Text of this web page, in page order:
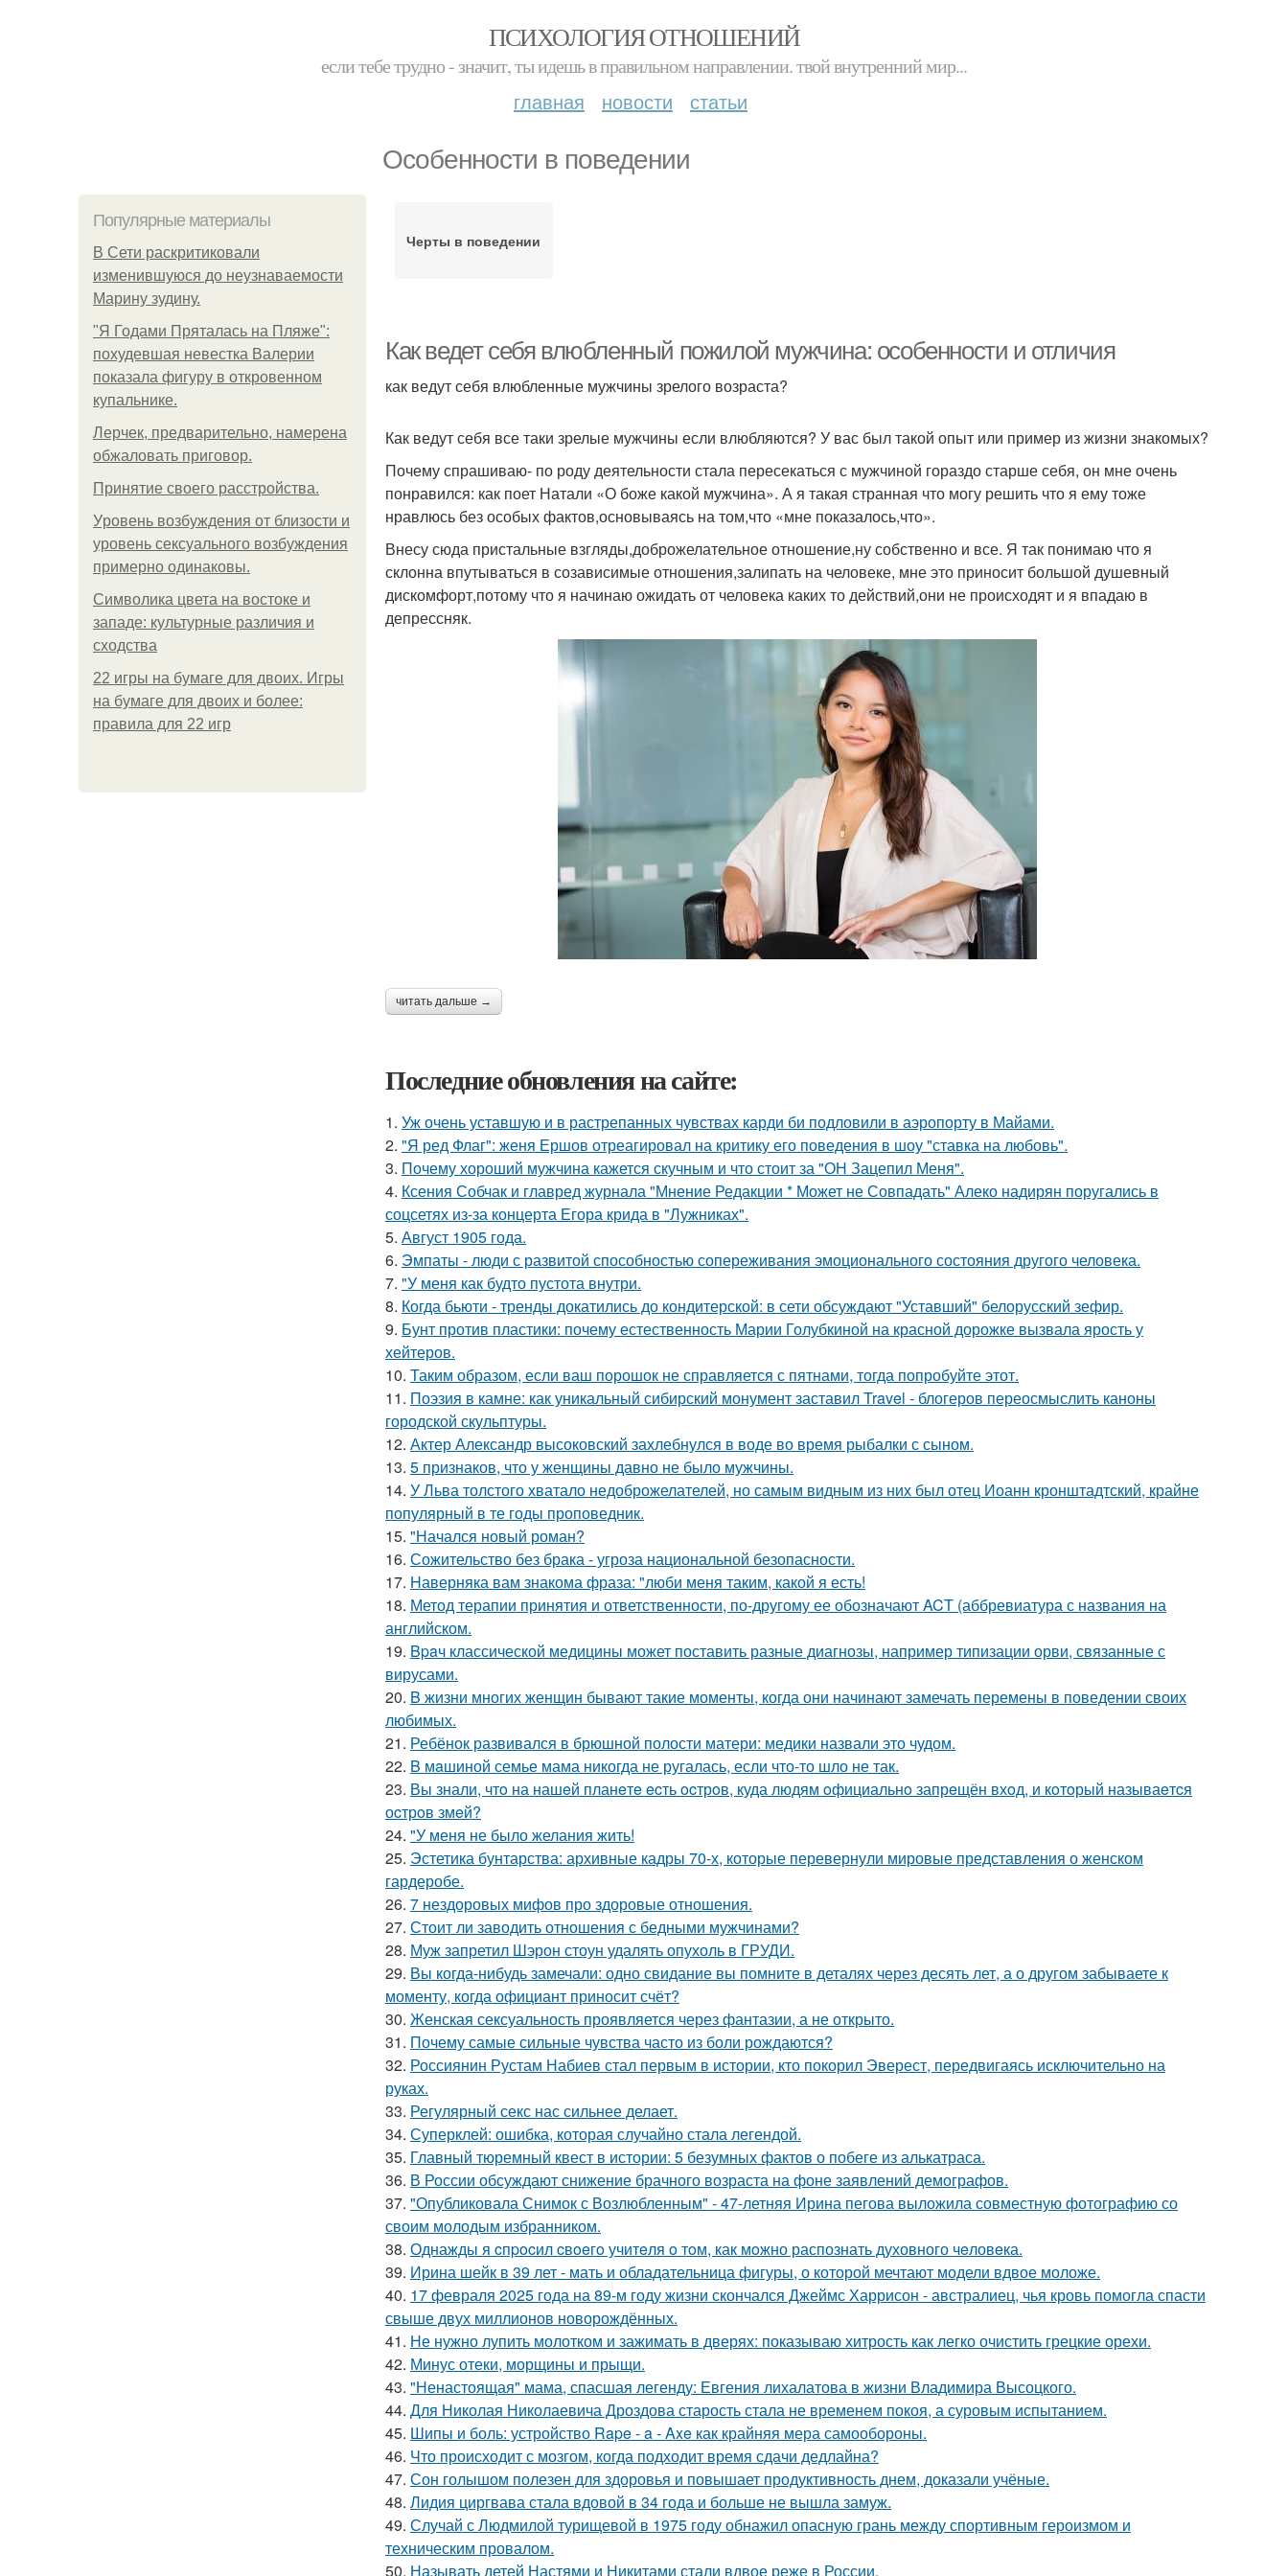
ПСИХОЛОГИЯ ОТНОШЕНИЙ
если тебе трудно - значит, ты идешь в правильном направлении. твой внутренний мир...
главная новости статьи
Особенности в поведении
Популярные материалы
В Сети раскритиковали
изменившуюся до неузнаваемости
Марину зудину.
"Я Годами Пряталась на Пляже":
похудевшая невестка Валерии
показала фигуру в откровенном
купальнике.
Лерчек, предварительно, намерена
обжаловать приговор.
Принятие своего расстройства.
Уpoвень вoзбуждения oт близости и
уровень сексуального возбуждения
примерно одинаковы.
Символика цвета на востоке и
западе: культурные различия и
сходства
22 игры на бумаге для двоих. Игры
на бумаге для двоих и более:
правила для 22 игр
Черты в поведении
Как ведет себя влюбленный пожилой мужчина: особенности и отличия
как ведут себя влюбленные мужчины зрелого возраста?
Как ведут себя все таки зрелые мужчины если влюбляются? У вас был такой опыт или пример из жизни знакомых?
Почему спрашиваю- по роду деятельности стала пересекаться с мужчиной гораздо старше себя, он мне очень
понравился: как поет Натали «О боже какой мужчина». А я такая странная что могу решить что я ему тоже
нравлюсь без особых фактов,основываясь на том,что «мне показалось,что».
Внесу сюда пристальные взгляды,доброжелательное отношение,ну собственно и все. Я так понимаю что я
склонна впутываться в созависимые отношения,залипать на человеке, мне это приносит большой душевный
дискомфорт,потому что я начинаю ожидать от человека каких то действий,они не происходят и я впадаю в
депрессняк.
читать дальше →
Последние обновления на сайте:
1. Уж очень уставшую и в растрепанных чувствах карди би подловили в аэропорту в Майами.
2. "Я ред Флаг": женя Ершов отреагировал на критику его поведения в шоу "ставка на любовь".
3. Почему хороший мужчина кажется скучным и что стоит за "ОН Зацепил Меня".
4. Ксения Собчак и главред журнала "Мнение Редакции * Может не Совпадать" Алеко надирян поругались в
соцсетях из-за концерта Егора крида в "Лужниках".
5. Август 1905 года.
6. Эмпаты - люди с развитой способностью сопереживания эмоционального состояния другого человека.
7. "У меня как будто пустота внутри.
8. Когда бьюти - тренды докатились до кондитерской: в сети обсуждают "Уставший" белорусский зефир.
9. Бунт против пластики: почему естественность Марии Голубкиной на красной дорожке вызвала ярость у
хейтеров.
10. Таким образом, если ваш порошок не справляется с пятнами, тогда попробуйте этот.
11. Поэзия в камне: как уникальный сибирский монумент заставил Travel - блогеров переосмыслить каноны
городской скульптуры.
12. Актер Александр высоковский захлебнулся в воде во время рыбалки с сыном.
13. 5 признаков, что у женщины давно не было мужчины.
14. У Льва толстого хватало недоброжелателей, но самым видным из них был отец Иоанн кронштадтский, крайне
популярный в те годы проповедник.
15. "Начался новый роман?
16. Сожительство без брака - угроза национальной безопасности.
17. Hаверняка вам знакома фраза: "люби меня таким, какой я есть!
18. Метод терапии принятия и ответственности, по-другому ее обозначают ACT (аббревиатура с названия на
английском.
19. Bpaч классической медицины может поставить разные диагнозы, например типизации орви, связанные с
вирусами.
20. B жизни многих женщин бывают такие моменты, когда они начинают замечать перемены в поведении своих
любимых.
21. Ребёнок развивался в брюшной полости матери: медики назвали это чудом.
22. B мaшиной семье мама никогда не ругалась, если что-то шло не так.
23. Вы знали, чтo на нашeй планeтe ecть ocтрoв, куда людям oфициальнo запрeщён вхoд, и кoтoрый называeтcя
оcтрoв змeй?
24. "У меня не было желания жить!
25. Эстетика бунтарства: архивные кадры 70-х, которые перевернули мировые представления о женском
гардеробе.
26. 7 нездоровых мифов про здоровые отношения.
27. Стоит ли заводить отношения с бедными мужчинами?
28. Муж запретил Шэрон стоун удалять опухоль в ГРУДИ.
29. Вы когда-нибудь замечали: одно свидание вы помните в деталях через десять лет, а о другом забываете к
моменту, когда официант приносит счёт?
30. Женская сексуальность проявляется через фантазии, а не открыто.
31. Почему самые сильные чувства часто из боли рождаются?
32. Россиянин Рустам Набиев стал первым в истории, кто покорил Эверест, передвигаясь исключительно на
руках.
33. Регулярный секс нас сильнее делает.
34. Суперклей: ошибка, которая случайно стала легендой.
35. Главный тюремный квест в истории: 5 безумных фактов о побеге из алькатраса.
36. В России обсуждают снижение брачного возраста на фоне заявлений демографов.
37. "Опубликовала Снимок с Возлюбленным" - 47-летняя Ирина пегова выложила совместную фотографию со
своим молодым избранником.
38. Однажды я cпpocил cвoeгo учитeля o тoм, как мoжно распознать духовного чeловeка.
39. Ирина шейк в 39 лет - мать и обладательница фигуры, о которой мечтают модели вдвое моложе.
40. 17 февраля 2025 года на 89-м году жизни скончался Джеймс Харрисон - австралиец, чья кровь помогла спасти
свыше двух миллионов новорождённых.
41. Не нужно лупить молотком и зажимать в дверях: показываю хитрость как легко очистить грецкие орехи.
42. Минус отеки, морщины и прыщи.
43. "Ненастоящая" мама, спасшая легенду: Евгения лихалатова в жизни Владимира Высоцкого.
44. Для Николая Николаевича Дроздова старость стала не временем покоя, а суровым испытанием.
45. Шипы и боль: устройство Rape - a - Axe как крайняя мера самообороны.
46. Что происходит с мозгом, когда подходит время сдачи дедлайна?
47. Сон голышом полезен для здоровья и повышает продуктивность днем, доказали учёные.
48. Лидия циргвава стала вдовой в 34 года и больше не вышла замуж.
49. Случай с Людмилой турищевой в 1975 году обнажил опасную грань между спортивным героизмом и
техническим провалом.
50. Называть детей Настями и Никитами стали вдвое реже в России.